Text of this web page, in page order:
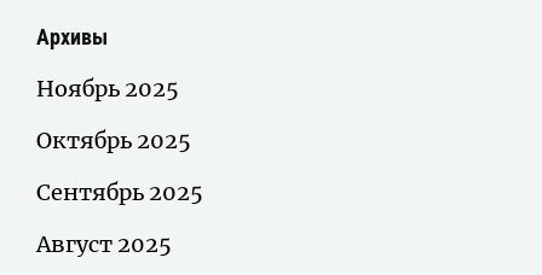
Архивы
Ноябрь 2025
Октябрь 2025
Сентябрь 2025
Август 2025